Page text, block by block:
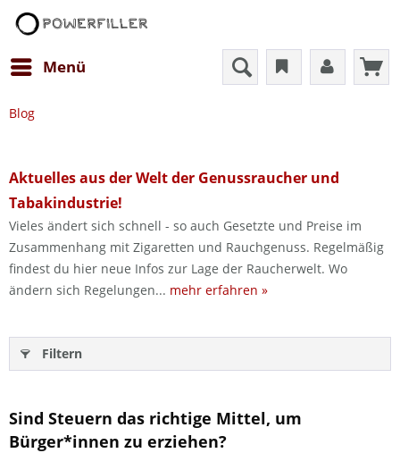
Menü
Blog
Aktuelles aus der Welt der Genussraucher und
Tabakindustrie!
Vieles ändert sich schnell - so auch Gesetzte und Preise im
Zusammenhang mit Zigaretten und Rauchgenuss. Regelmäßig
findest du hier neue Infos zur Lage der Raucherwelt. Wo
ändern sich Regelungen... mehr erfahren »
Filtern
Sind Steuern das richtige Mittel, um
Bürger*innen zu erziehen?